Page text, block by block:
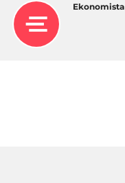
Ekonomista